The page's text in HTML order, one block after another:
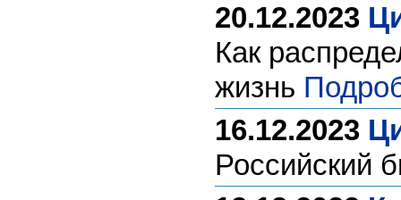
20.12.2023
Как
жизнь
16.12.2023
Российский